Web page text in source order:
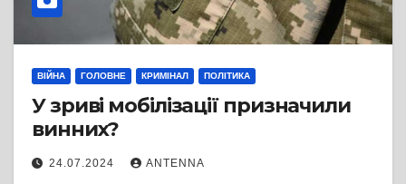
ВІЙНА ГОЛОВНЕ КРИМІНАЛ ПОЛІТИКА
У зриві мобілізації призначили
винних?
24.07.2024 ANTENNA